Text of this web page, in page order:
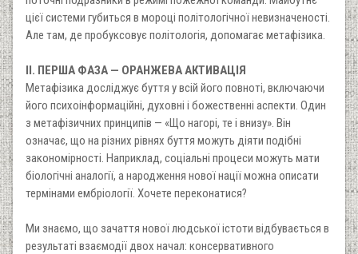
цієї системи губиться в мороці політологічної невизначеності.
Але там, де пробуксовує політологія, допомагає метафізика.
II. ПЕРША ФАЗА — ОРАНЖЕВА АКТИВАЦІЯ
Метафізика досліджує буття у всій його повноті, включаючи
його психоінформаційні, духовні і божественні аспекти. Один
з метафізичних принципів — «Що нагорі, те і внизу». Він
означає, що на різних рівнях буття можуть діяти подібні
закономірності. Наприклад, соціальні процеси можуть мати
біологічні аналогії, а народження нової нації можна описати
термінами ембріології. Хочете переконатися?
Ми знаємо, що зачаття нової людської істоти відбувається в
результаті взаємодії двох начал: консервативного